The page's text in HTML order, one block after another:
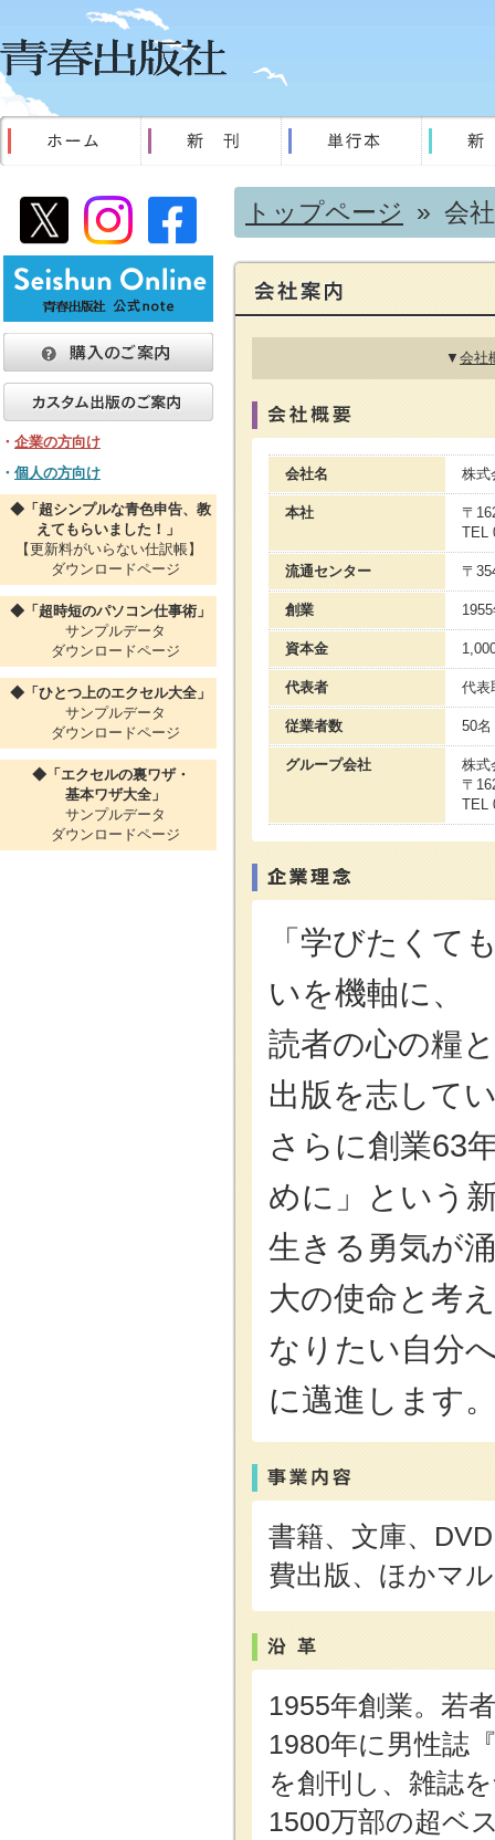
トップページ » 会
▼ 会社
会社名 株
本社
〒
TEL
流通センター 〒
創業
資本金
代表者 代
従業者数 50名
グループ会社
株式
〒
TEL
「学びたくて
いを機軸に、
読者の心の糧
出版を志して
さらに創業63
めに」という
生きる勇気が
大の使命と考
なりたい自分
に邁進します
書籍、文庫、
費出版、ほかマ
1955年創業。若
1980年に男性誌
を創刊し、雑誌
1500万部の超ベ
・ 企業の方向け
・ 個人の方向け
◆「超シンプルな青色申告、教
えてもらいました！」
【更新料がいらない仕訳帳】
ダウンロードページ
◆「超時短のパソコン仕事術」
サンプルデータ
ダウンロードページ
◆「ひとつ上のエクセル大全」
サンプルデータ
ダウンロードページ
◆「エクセルの裏ワザ・
基本ワザ大全」
サンプルデータ
ダウンロードページ